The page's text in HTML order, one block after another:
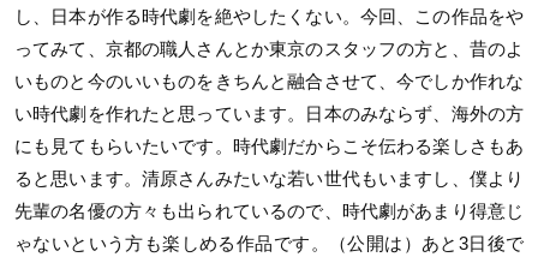
し、日本が作る時代劇を絶やしたくない。今回、この作品をや
ってみて、京都の職人さんとか東京のスタッフの方と、昔のよ
いものと今のいいものをきちんと融合させて、今でしか作れな
い時代劇を作れたと思っています。日本のみならず、海外の方
にも見てもらいたいです。時代劇だからこそ伝わる楽しさもあ
ると思います。清原さんみたいな若い世代もいますし、僕より
先輩の名優の方々も出られているので、時代劇があまり得意じ
ゃないという方も楽しめる作品です。（公開は）あと3日後で